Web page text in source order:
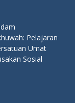
Pelajaran
Umat
Sosial